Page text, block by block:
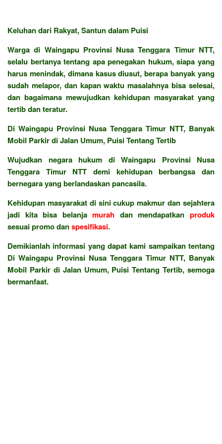
Keluhan dari Rakyat, Santun dalam Puisi
Warga di Waingapu Provinsi Nusa Tenggara Timur NTT,
selalu bertanya tentang apa penegakan hukum, siapa yang
harus menindak, dimana kasus diusut, berapa banyak yang
sudah melapor, dan kapan waktu masalahnya bisa selesai,
dan bagaimana mewujudkan kehidupan masyarakat yang
tertib dan teratur.
Di Waingapu Provinsi Nusa Tenggara Timur NTT, Banyak
Mobil Parkir di Jalan Umum, Puisi Tentang Tertib
Wujudkan negara hukum di Waingapu Provinsi Nusa
Tenggara Timur NTT demi kehidupan berbangsa dan
bernegara yang berlandaskan pancasila.
Kehidupan masyarakat di sini cukup makmur dan sejahtera
jadi kita bisa belanjamurah dan mendapatkanproduk
sesuai promo danspesifikasi.
Demikianlah informasi yang dapat kami sampaikan tentang
Di Waingapu Provinsi Nusa Tenggara Timur NTT, Banyak
Mobil Parkir di Jalan Umum, Puisi Tentang Tertib, semoga
bermanfaat.